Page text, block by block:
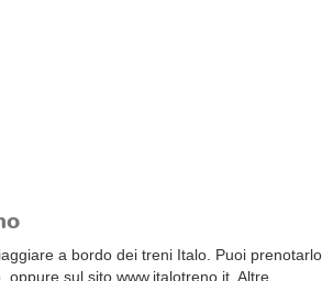
a bordo dei treni Italo. Puoi prenotarlo
sul sito www.italotreno.it. Altre